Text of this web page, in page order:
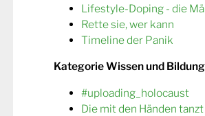
Lifestyle-Doping - die
Rette sie, wer kann
Timeline der Panik
Kategorie Wissen und Bildung
#uploading_holocaust
Die mit den Händen tanzt